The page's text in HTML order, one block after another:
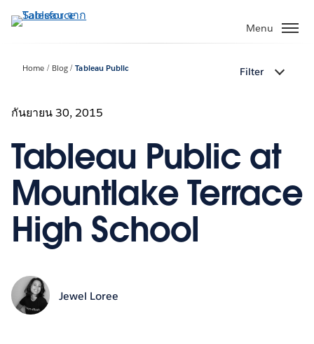
ไป
Menu
Home Blog Tableau Public Filter
กันยายน 30, 2015
Tableau Public at
Mountlake Terrace
High School
Jewel Loree